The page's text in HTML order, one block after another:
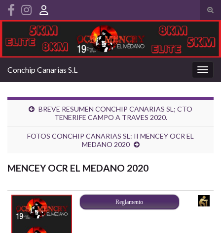
el
de
Search for:
la
Conchip Canarias S.L
BREVE RESUMEN CONCHIP CANARIAS SL; CTO
TENERIFE CAMPO A TRAVES 2020.
FOTOS CONCHIP CANARIAS SL: II MENCEY OCR EL
MEDANO 2020
MENCEY OCR EL MEDANO 2020
Reglamento